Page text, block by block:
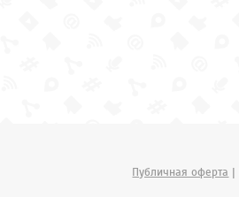
Публичная оферта |